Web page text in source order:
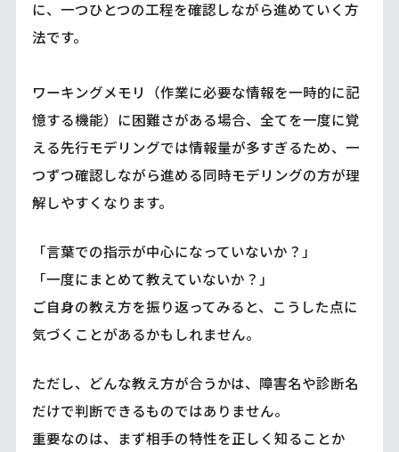
に、一つひとつの工程を確認しながら進めていく方
法です。
ワーキングメモリ（作業に必要な情報を一時的に記
憶する機能）に困難さがある場合、全てを一度に覚
える先行モデリングでは情報量が多すぎるため、一
つずつ確認しながら進める同時モデリングの方が理
解しやすくなります。
「言葉での指示が中心になっていないか？」
「一度にまとめて教えていないか？」
ご自身の教え方を振り返ってみると、こうした点に
気づくことがあるかもしれません。
ただし、どんな教え方が合うかは、障害名や診断名
だけで判断できるものではありません。
重要なのは、まず相手の特性を正しく知ることか